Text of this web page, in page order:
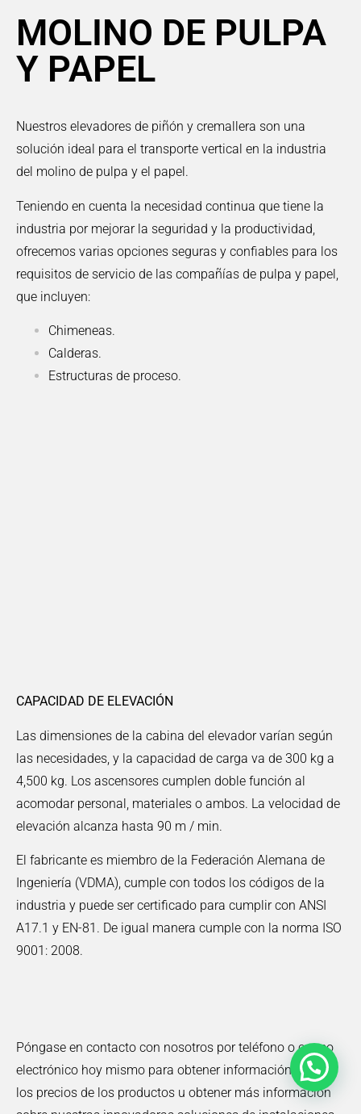
MOLINO DE PULPA
Y PAPEL
Nuestros elevadores de piñón y cremallera son una
solución ideal para el transporte vertical en la industria
del molino de pulpa y el papel.
Teniendo en cuenta la necesidad continua que tiene la
industria por mejorar la seguridad y la productividad,
ofrecemos varias opciones seguras y confiables para los
requisitos de servicio de las compañías de pulpa y papel,
que incluyen:
Chimeneas.
Calderas.
Estructuras de proceso.
CAPACIDAD DE ELEVACIÓN
Las dimensiones de la cabina del elevador varían según
las necesidades, y la capacidad de carga va de 300 kg a
4,500 kg. Los ascensores cumplen doble función al
acomodar personal, materiales o ambos. La velocidad de
elevación alcanza hasta 90 m / min.
El fabricante es miembro de la Federación Alemana de
Ingeniería (VDMA), cumple con todos los códigos de la
industria y puede ser certificado para cumplir con ANSI
A17.1 y EN-81. De igual manera cumple con la norma ISO
9001: 2008.
Póngase en contacto con nosotros por teléfono o correo
electrónico hoy mismo para obtener información sobre
los precios de los productos u obtener más información